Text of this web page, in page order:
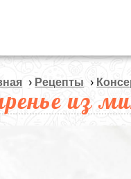
› Рецепты ›
из